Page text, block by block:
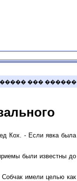
��� ������
Кох. - Если явка была
были известны до
Собчак имели целью как